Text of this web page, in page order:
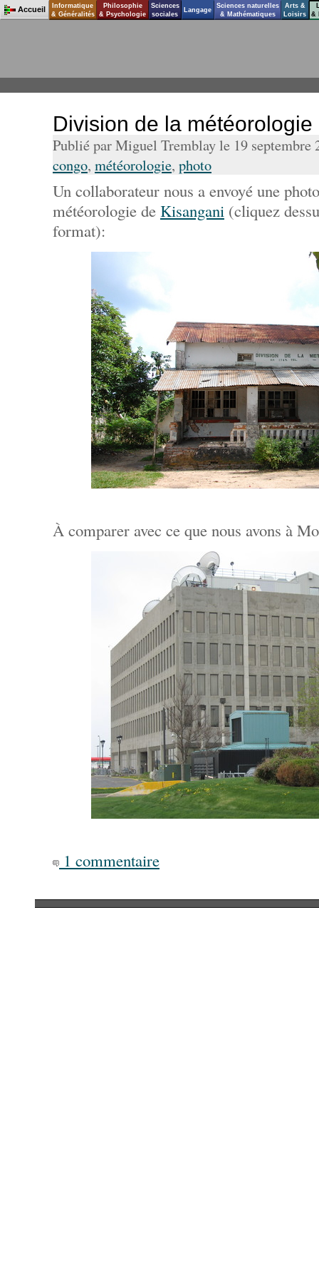
Division de la
Publié par Miguel Tremblay le 19 septembre
congo, météorologie, photo
Un collaborateur nous a envoyé une
météorologie de Kisangani (cliquez
format):
À comparer avec ce que nous avons à
1 commentaire
Accueil
Informatique
& Généralités
Philosophie
& Psychologie
Sciences
sociales
Langage
Sciences naturelles
& Mathématiques
Arts &
Loisirs
&